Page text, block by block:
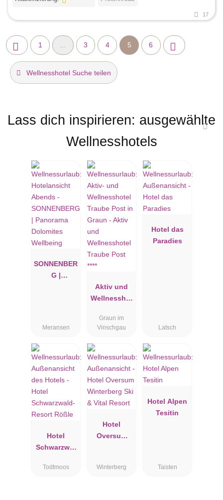
17
1 3 4 5 6
Wellnesshotel Suche teilen
Lass dich inspirieren: ausgewählte
Wellnesshotels
SONNENBER
G |
Meransen
Aktiv und
Wellnesshot
Post ****
Graun im
Vinschgau
Hotel das
Paradies
Latsch
Hotel
Schwarzwal
Rößle
Todtmoos
Hotel
Oversum
Resort
Winterberg
Hotel Alpen
Tesitin
Taisten